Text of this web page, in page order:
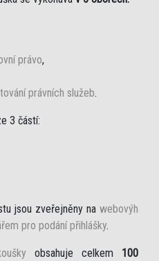
právo,
právních služeb.
3 částí:
jsou zveřejněny na webovýh
pro podání přihlášky.
obsahuje celkem 100